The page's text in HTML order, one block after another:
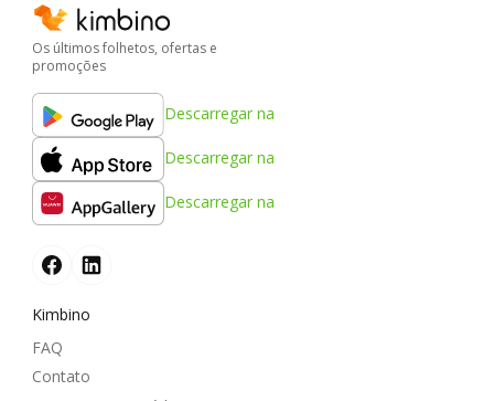
Os últimos folhetos, ofertas e
promoções
Descarregar na
Descarregar na
Descarregar na
Kimbino
FAQ
Contato